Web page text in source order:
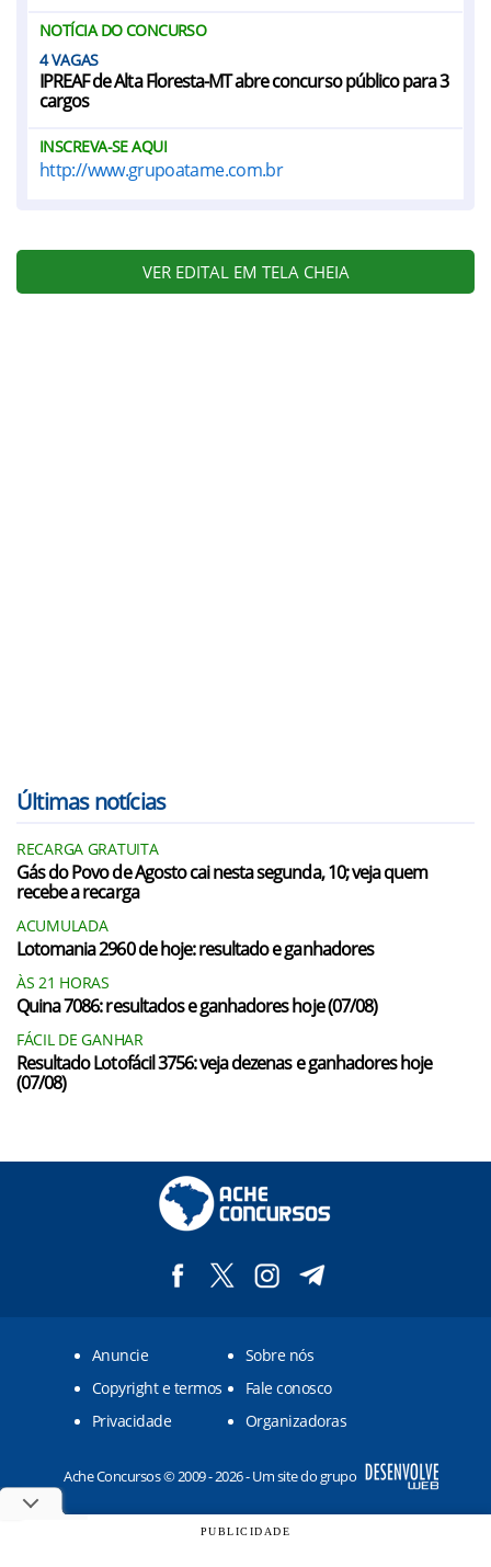
NOTÍCIA DO CONCURSO
4
IPREAF de Alta Floresta-MT abre concurso público para 3
cargos
INSCREVA-SE AQUI
http://www.grupoatame.com.br
VER EDITAL EM TELA CHEIA
Últimas notícias
RECARGA GRATUITA
Gás do Povo de Agosto cai nesta segunda, 10; veja quem
recebe a recarga
ACUMULADA
Lotomania 2960 de hoje: resultado e ganhadores
ÀS 21 HORAS
Quina 7086: resultados e ganhadores hoje (07/08)
FÁCIL DE GANHAR
Resultado Lotofácil 3756: veja dezenas e ganhadores hoje
(07/08)
Anuncie
Sobre nós
Copyright e termos
Fale conosco
Privacidade
Organizadoras
Ache Concursos © 2009 - 2026 - Um site do grupo
PUBLICIDADE